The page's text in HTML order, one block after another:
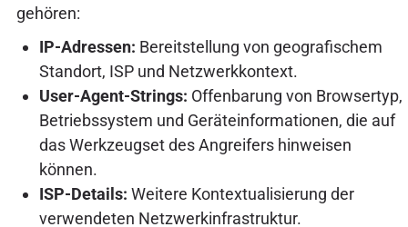
gehören:
IP-Adressen: Bereitstellung von geografischem
Standort, ISP und Netzwerkkontext.
User-Agent-Strings: Offenbarung von Browsertyp,
Betriebssystem und Geräteinformationen, die auf
das Werkzeugset des Angreifers hinweisen
können.
ISP-Details: Weitere Kontextualisierung der
verwendeten Netzwerkinfrastruktur.